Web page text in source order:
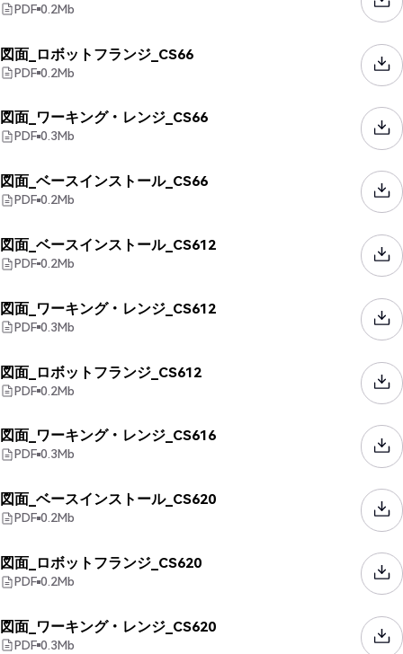
PDF 0.2Mb
図面_ロボットフランジ_CS66
PDF 0.2Mb
図面_ワーキング・レンジ_CS66
PDF 0.3Mb
図面_ベースインストール_CS66
PDF 0.2Mb
図面_ベースインストール_CS612
PDF 0.2Mb
図面_ワーキング・レンジ_CS612
PDF 0.3Mb
図面_ロボットフランジ_CS612
PDF 0.2Mb
図面_ワーキング・レンジ_CS616
PDF 0.3Mb
図面_ベースインストール_CS620
PDF 0.2Mb
図面_ロボットフランジ_CS620
PDF 0.2Mb
図面_ワーキング・レンジ_CS620
PDF 0.3Mb